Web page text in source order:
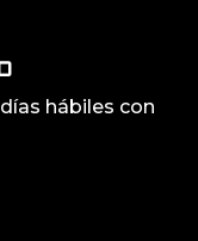
hábiles con